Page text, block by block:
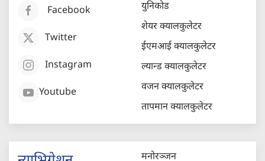
Facebook
Twitter
Instagram
Youtube
युनिकोड
शेयर क्यालकुलेटर
ईएमआई क्यालकुलेटर
ल्यान्ड क्यालकुलेटर
वजन क्यालकुलेटर
तापमान क्यालकुलेटर
मनोरञ्जन